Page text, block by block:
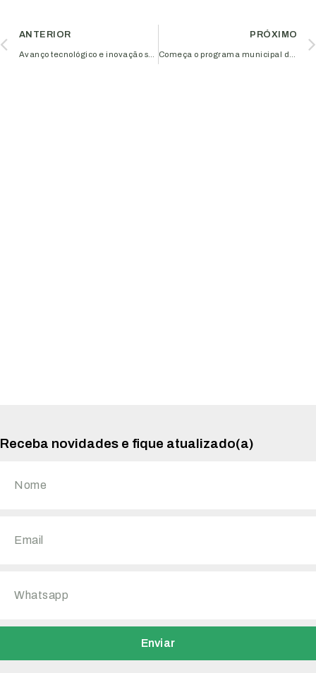
ANTERIOR PRÓXIMO
Receba novidades e fique atualizado(a)
Enviar